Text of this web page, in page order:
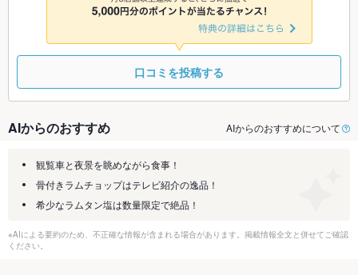
◎ ◎ ◎
口コミを投稿する
AIからのおすすめ AIからのおすすめについて
観覧車と夜景を眺めながら食事！
骨付きラムチョップはテレビ紹介の逸品！
希少なラムタン塩は数量限定で絶品！
※AIによる要約のため、不正確な情報が含まれる場合があります。掲載情報全文と併せてご確認
ください。